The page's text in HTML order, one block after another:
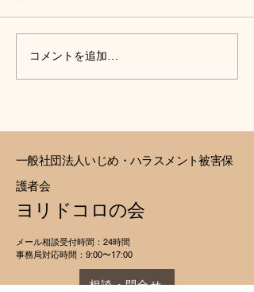
FMみはら様にゲストで出
演しました！
コメントを追加…
一般社団法人いじめ・ハラスメント被害保
護者会
ヨリドコロの会
メール相談受付時間：24時間
​事務局対応時間：9:00〜17:00
相談・問合せ